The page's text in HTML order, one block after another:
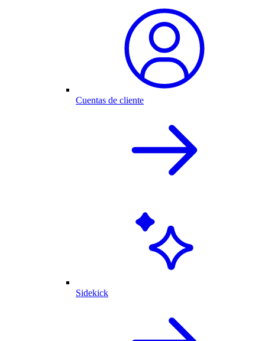
Cuentas de cliente
Sidekick